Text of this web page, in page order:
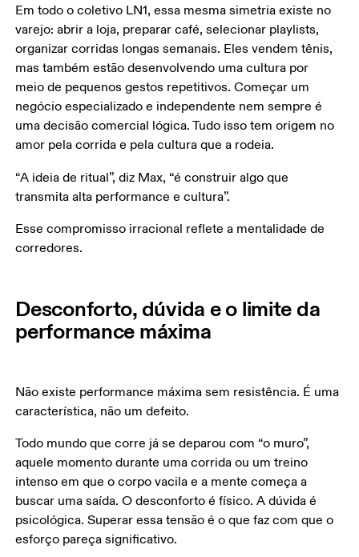
Em todo o coletivo LN1, essa mesma simetria existe no
varejo: abrir a loja, preparar café, selecionar playlists,
organizar corridas longas semanais. Eles vendem tênis,
mas também estão desenvolvendo uma cultura por
meio de pequenos gestos repetitivos. Começar um
negócio especializado e independente nem sempre é
uma decisão comercial lógica. Tudo isso tem origem no
amor pela corrida e pela cultura que a rodeia.
“A ideia de ritual”, diz Max, “é construir algo que
transmita alta performance e cultura”.
Esse compromisso irracional reflete a mentalidade de
corredores.
Desconforto, dúvida e o limite da
performance máxima
Não existe performance máxima sem resistência. É uma
característica, não um defeito.
Todo mundo que corre já se deparou com “o muro”,
aquele momento durante uma corrida ou um treino
intenso em que o corpo vacila e a mente começa a
buscar uma saída. O desconforto é físico. A dúvida é
psicológica. Superar essa tensão é o que faz com que o
esforço pareça significativo.